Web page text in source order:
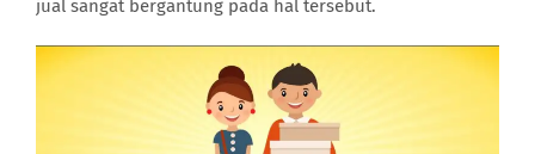
jual sangat bergantung pada hal tersebut.